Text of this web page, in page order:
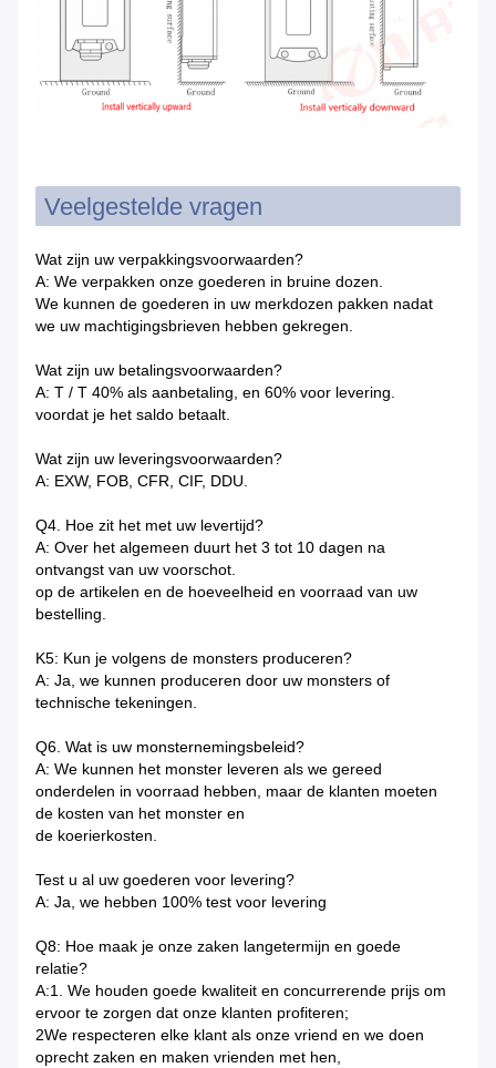
Veelgestelde vragen
Wat zijn uw verpakkingsvoorwaarden?
A: We verpakken onze goederen in bruine dozen.
We kunnen de goederen in uw merkdozen pakken nadat
we uw machtigingsbrieven hebben gekregen.
Wat zijn uw betalingsvoorwaarden?
A: T / T 40% als aanbetaling, en 60% voor levering.
voordat je het saldo betaalt.
Wat zijn uw leveringsvoorwaarden?
A: EXW, FOB, CFR, CIF, DDU.
Q4. Hoe zit het met uw levertijd?
A: Over het algemeen duurt het 3 tot 10 dagen na
ontvangst van uw voorschot.
op de artikelen en de hoeveelheid en voorraad van uw
bestelling.
K5: Kun je volgens de monsters produceren?
A: Ja, we kunnen produceren door uw monsters of
technische tekeningen.
Q6. Wat is uw monsternemingsbeleid?
A: We kunnen het monster leveren als we gereed
onderdelen in voorraad hebben, maar de klanten moeten
de kosten van het monster en
de koerierkosten.
Test u al uw goederen voor levering?
A: Ja, we hebben 100% test voor levering
Q8: Hoe maak je onze zaken langetermijn en goede
relatie?
A:1. We houden goede kwaliteit en concurrerende prijs om
ervoor te zorgen dat onze klanten profiteren;
2We respecteren elke klant als onze vriend en we doen
oprecht zaken en maken vrienden met hen,